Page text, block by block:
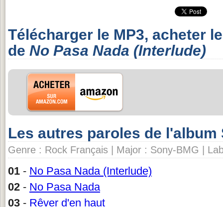
Télécharger le MP3, acheter
de No Pasa Nada (Interlude)
Les autres paroles de l'album
Genre : Rock Français | Major : Sony-BMG |
01 - No Pasa Nada (Interlude)
02 - No Pasa Nada
03 - Rêver d'en haut